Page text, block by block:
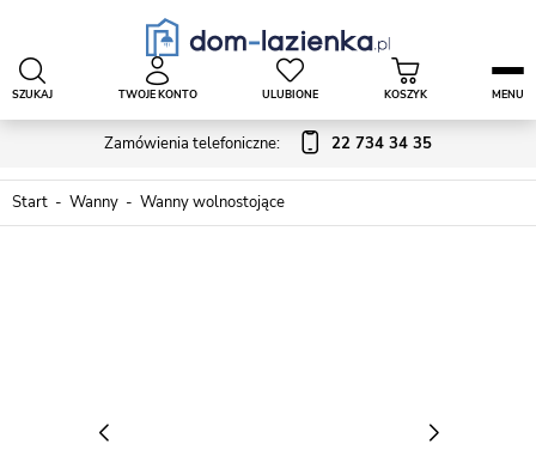
Zamówienia telefoniczne: 22 734 34 35
SZUKAJ TWOJE KONTO ULUBIONE KOSZYK MENU
Start Wanny Wanny wolnostojące